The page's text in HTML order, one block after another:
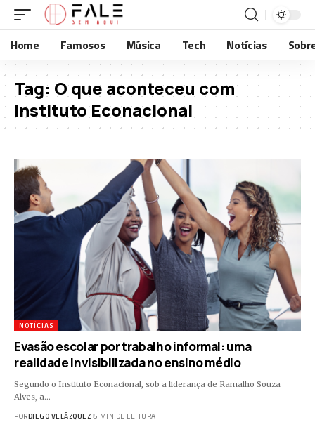
Home Famosos Música Tech Notícias
Tag: O que aconteceu com
Instituto Econacional
NOTÍCIAS
Evasão escolar por trabalho informal: uma
realidade invisibilizada no ensino médio
Segundo o Instituto Econacional, sob a liderança de Ramalho Souza
Alves, a…
PORDIEGO VELÁZQUEZ 5 MIN DE LEITURA